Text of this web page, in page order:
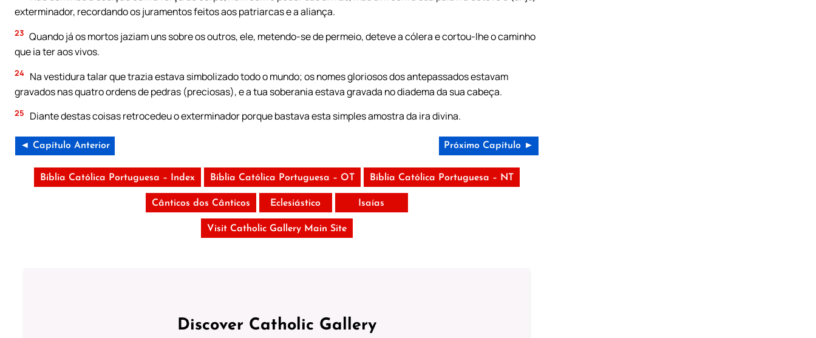
exterminador, recordando os juramentos feitos aos patriarcas e a aliança.
23 Quando já os mortos jaziam uns sobre os outros, ele, metendo-se de permeio, deteve a cólera e cortou-lhe o caminho
que ia ter aos vivos.
24 Na vestidura talar que trazia estava simbolizado todo o mundo; os nomes gloriosos dos antepassados estavam
gravados nas quatro ordens de pedras (preciosas), e a tua soberania estava gravada no diadema da sua cabeça.
25 Diante destas coisas retrocedeu o exterminador porque bastava esta simples amostra da ira divina.
◄ Capítulo Anterior Próximo Capítulo ►
Bíblia Católica Portuguesa – Index Bíblia Católica Portuguesa – OT Bíblia Católica Portuguesa – NT
Cânticos dos Cânticos Eclesiástico Isaías
Visit Catholic Gallery Main Site
Discover Catholic Gallery